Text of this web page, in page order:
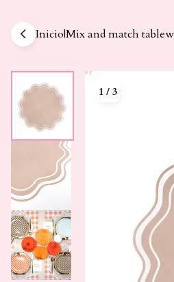
Inicio|Mix and match
1 / 3